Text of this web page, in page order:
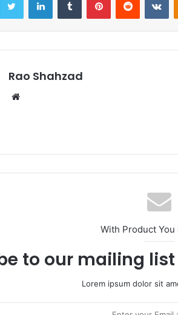
Rao Shahzad
Website
With Product You
to our mailing
Lorem ipsum dolor sit